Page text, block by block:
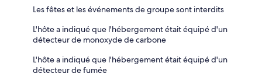
Les fêtes et les événements de groupe sont interdits
L'hôte a indiqué que l'hébergement était équipé d'un
détecteur de monoxyde de carbone
L'hôte a indiqué que l'hébergement était équipé d'un
détecteur de fumée